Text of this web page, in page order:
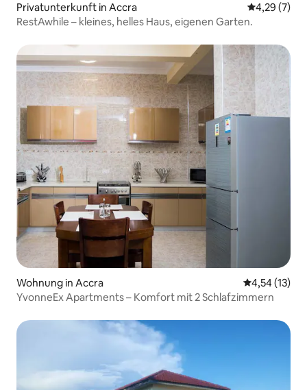
Privatunterkunft in Accra
4,29 (7)
RestAwhile – kleines, helles Haus, eigenen Garten.
Wohnung in Accra
4,54 (13)
YvonneEx Apartments – Komfort mit 2 Schlafzimmern